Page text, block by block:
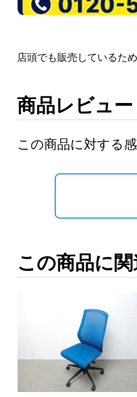
店頭でも販売しているた
商品レビュー
この商品に対する
この商品に